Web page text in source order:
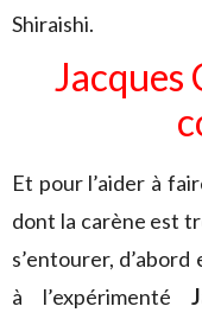
Shiraishi.
Jacques
Et pour l’aider à
dont la carène est
s’entourer,
à l’expérimenté